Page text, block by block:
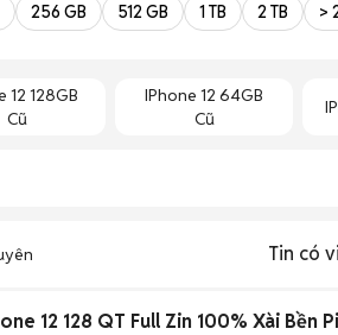
256 GB 512 GB 1 TB 2 TB >
12 128GB
Cũ
IPhone 12 64GB
Cũ
Tin có
12 128 QT Full Zin 100% Xài Bền